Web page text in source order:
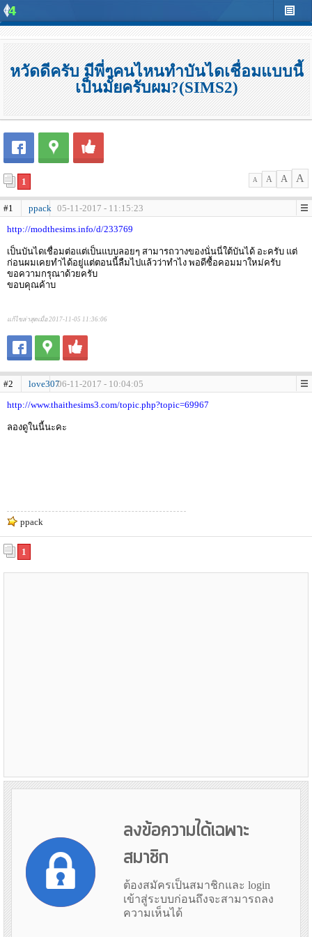
หวัดดีครับ มีพี่ๆคนไหนทำบันไดเชื่อมแบบนี้
เป็นมั้ยครับผม?(SIMS2)
1 A A A A
#1 ppack 05-11-2017 - 11:15:23
http://modthesims.info/d/233769
เป็นบันไดเชื่อมต่อแต่เป็นแบบลอยๆ สามารถวางของนั่นนี่ใต้บันได้ อะครับ แต่
ก่อนผมเคยทำได้อยู่แต่ตอนนี้ลืมไปแล้วว่าทำไง พอดีซื้อคอมมาใหม่ครับ
ขอความกรุณาด้วยครับ
ขอบคุณค้าบ
แก้ไขล่าสุดเมื่อ 2017-11-05 11:36:06
#2 love30706-11-2017 - 10:04:05
http://www.thaithesims3.com/topic.php?topic=69967
ลองดูในนี้นะคะ
ppack
1
ลงข้อความได้เฉพาะ
สมาชิก
ต้องสมัครเป็นสมาชิกและ login
เข้าสู่ระบบก่อนถึงจะสามารถลง
ความเห็นได้